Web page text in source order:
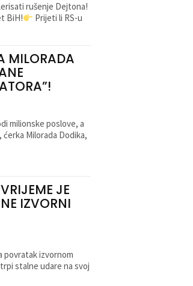
rušenje Dejtona!
BiH!
Prijeti li RS-u
MILORADA
milionske poslove, a
Milorada Dodika,
JE
IZVORNI
povratak izvornom
stalne udare na svoj